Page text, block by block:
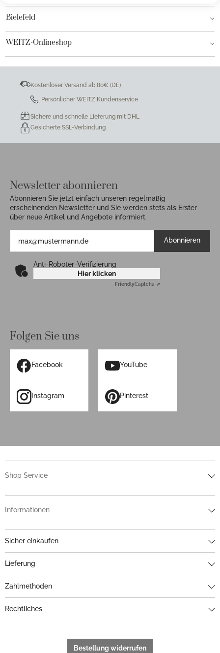
Bielefeld
WEITZ-Onlineshop
Kostenloser Versand ab 80€ (DE)
Persönlicher WEITZ Kundenservice
Sichere und schnelle Lieferung mit DHL
Gesicherte SSL-Verbindung
Newsletter abonnieren
Abonnieren Sie jetzt einfach unseren regelmäßig
erscheinenden Newsletter und Sie werden stets als Erster
über neue Artikel und Angebote informiert.
Abonnieren
Anti-Roboter-Verifizierung
Hier klicken
FriendlyCaptcha ⇗
Folgen Sie uns
Facebook YouTube
Instagram Pinterest
Shop Service
Informationen
Sicher einkaufen
Lieferung
Zahlmethoden
Rechtliches
Bestellung widerrufen